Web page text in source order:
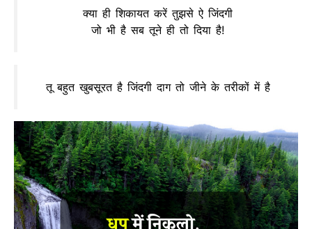
क्या ही शिकायत करें तुझसे ऐ जिंदगी
जो भी है सब तूने ही तो दिया है!
तू बहुत खुबसूरत है जिंदगी दाग ​​तो जीने के तरीकों में है